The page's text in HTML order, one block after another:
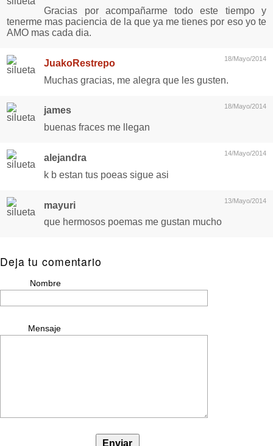
Gracias por acompañarme todo este tiempo y
tenerme mas paciencia de la que ya me tienes por eso yo te
AMO mas cada dia.
18/Mayo/2014
JuakoRestrepo
Muchas gracias, me alegra que les gusten.
18/Mayo/2014
james
buenas fraces me llegan
14/Mayo/2014
alejandra
k b estan tus poeas sigue asi
13/Mayo/2014
mayuri
que hermosos poemas me gustan mucho
Deja tu comentario
Nombre
Mensaje